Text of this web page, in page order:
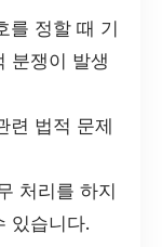
를 정할 때 기
분쟁이 발생
련 법적 문제
처리를 하지
있습니다.